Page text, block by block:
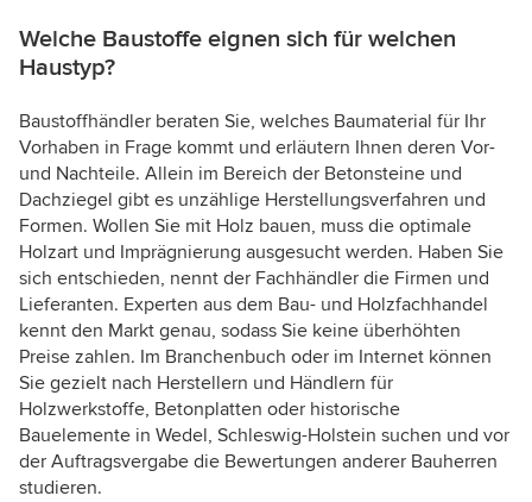
Welche Baustoffe eignen sich für welchen
Haustyp?
Baustoffhändler beraten Sie, welches Baumaterial für Ihr
Vorhaben in Frage kommt und erläutern Ihnen deren Vor-
und Nachteile. Allein im Bereich der Betonsteine und
Dachziegel gibt es unzählige Herstellungsverfahren und
Formen. Wollen Sie mit Holz bauen, muss die optimale
Holzart und Imprägnierung ausgesucht werden. Haben Sie
sich entschieden, nennt der Fachhändler die Firmen und
Lieferanten. Experten aus dem Bau- und Holzfachhandel
kennt den Markt genau, sodass Sie keine überhöhten
Preise zahlen. Im Branchenbuch oder im Internet können
Sie gezielt nach Herstellern und Händlern für
Holzwerkstoffe, Betonplatten oder historische
Bauelemente in Wedel, Schleswig-Holstein suchen und vor
der Auftragsvergabe die Bewertungen anderer Bauherren
studieren.